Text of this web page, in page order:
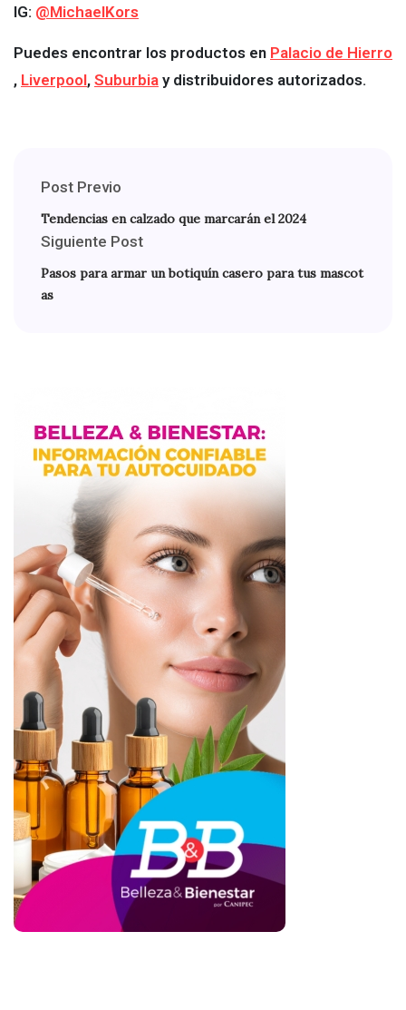
IG: @MichaelKors
Puedes encontrar los productos en Palacio de Hierro
, Liverpool, Suburbia y distribuidores autorizados.
Post Previo
Tendencias en calzado que marcarán el 2024
Siguiente Post
Pasos para armar un botiquín casero para tus mascot
as